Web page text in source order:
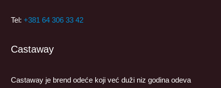
Tel:+381 64 306 33 42
Castaway
Castaway je brend odeće koji već duži niz godina odeva